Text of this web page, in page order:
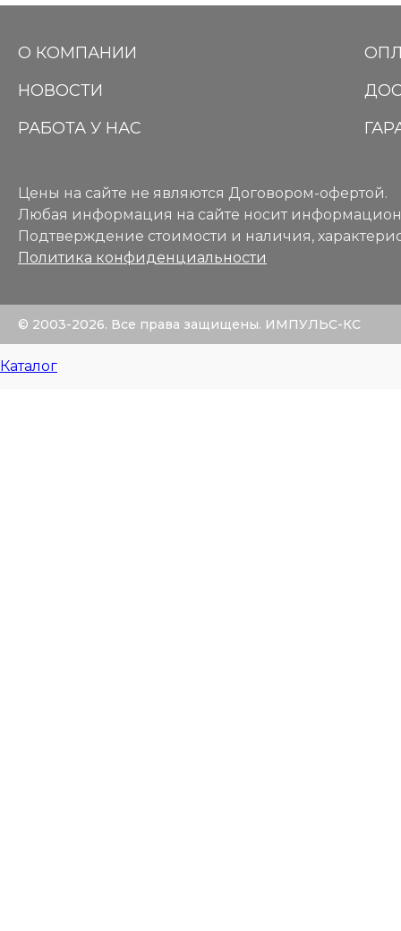
О КОМПАНИИ
НОВОСТИ
РАБОТА У НАС
Цены на сайте не являются Договором-офертой.
Любая информация на сайте носит
Подтверждение стоимости и наличия,
Политика конфиденциальности
© 2003-2026. Все права защищены. ИМПУЛЬС-КС
Каталог